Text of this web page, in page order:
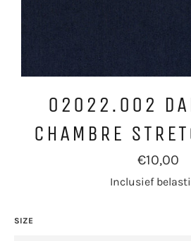
02022.002
CHAMBRE
Normale
prijs
€10,00
Inclusief
SIZE